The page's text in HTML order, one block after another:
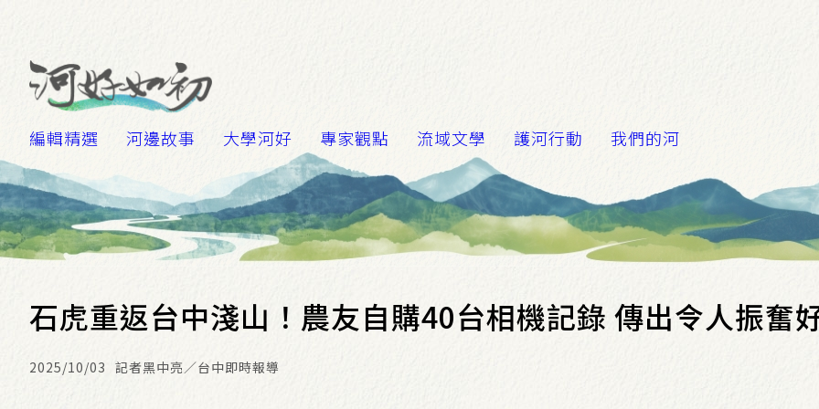
編輯精選 河邊故事 大學河好 專家觀點 流域文學 護河行動 我們的河
石虎重返台中淺山！農友自購40台相機記錄 傳出令人振奮
2025/10/03 記者黑中亮／台中即時報導